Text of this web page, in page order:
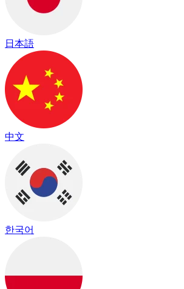
日本語
中文
한국어